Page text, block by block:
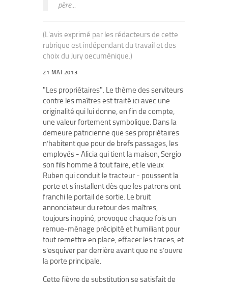
père...
(L'avis exprimé par les rédacteurs de cette
rubrique est indépendant du travail et des
choix du Jury oecuménique.)
21 MAI 2013
"Les propriétaires". Le thème des serviteurs
contre les maîtres est traité ici avec une
originalité qui lui donne, en fin de compte,
une valeur fortement symbolique. Dans la
demeure patricienne que ses propriétaires
n’habitent que pour de brefs passages, les
employés - Alicia qui tient la maison, Sergio
son fils homme à tout faire, et le vieux
Ruben qui conduit le tracteur - poussent la
porte et s’installent dès que les patrons ont
franchi le portail de sortie. Le bruit
annonciateur du retour des maîtres,
toujours inopiné, provoque chaque fois un
remue-ménage précipité et humiliant pour
tout remettre en place, effacer les traces, et
s’esquiver par derrière avant que ne s’ouvre
la porte principale.
Cette fièvre de substitution se satisfait de